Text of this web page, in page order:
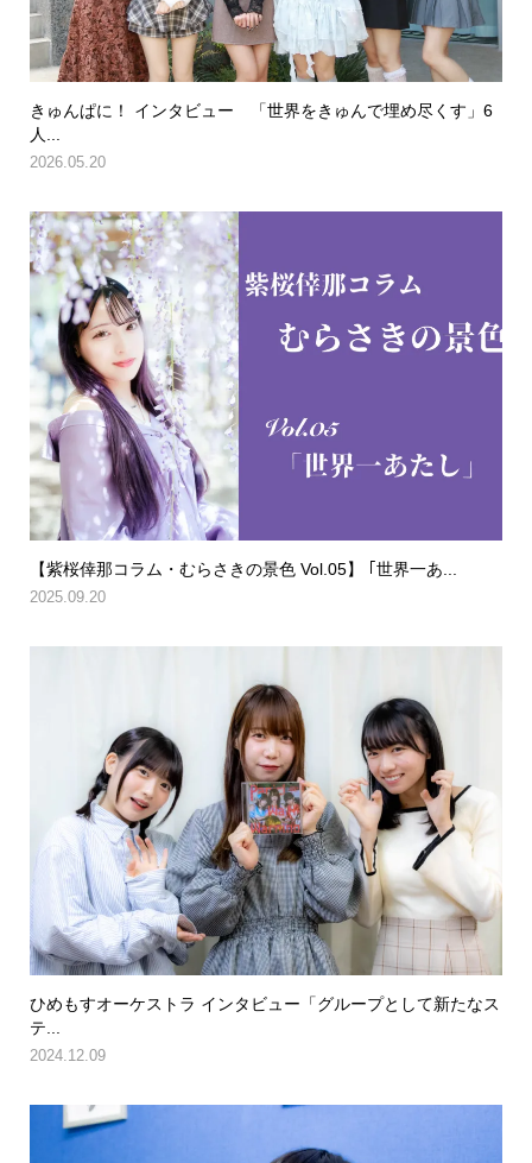
きゅんぱに！ インタビュー 「世界をきゅんで埋め尽くす」6
人...
2026.05.20
【紫桜倖那コラム・むらさきの景色 Vol.05】 ｢世界一あ...
2025.09.20
ひめもすオーケストラ インタビュー「グループとして新たなス
テ...
2024.12.09